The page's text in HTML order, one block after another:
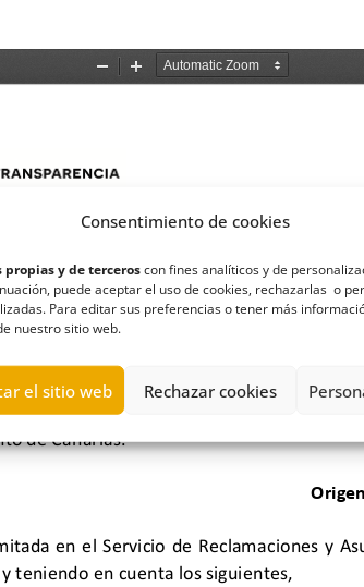
Consentimiento de cookies
propias y de terceroscon fines analíticos y de
puede aceptar el uso de cookies, rechazarlas o
Para editar sus preferencias o tener más
nuestro sitio web.
el sitio web Rechazar cookies